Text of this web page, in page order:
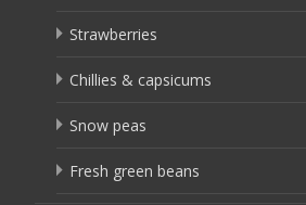
Strawberries
Chillies & capsicums
Snow peas
Fresh green beans